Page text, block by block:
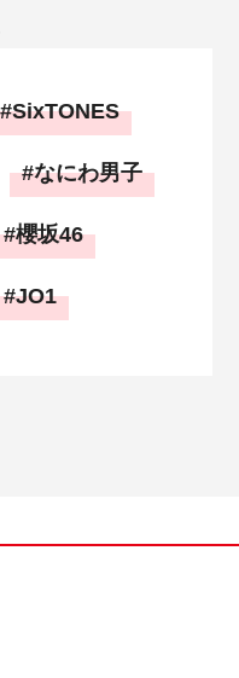
SixTONES
なにわ男子
櫻坂46
JO1